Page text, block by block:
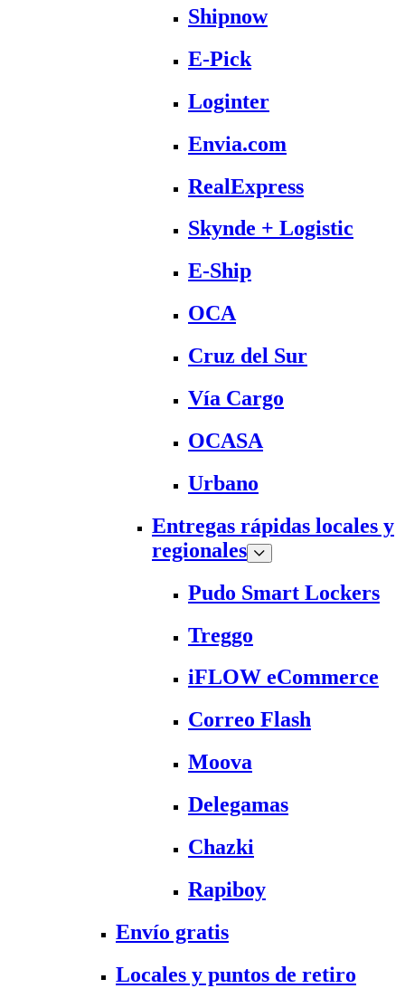
Shipnow
E-Pick
Loginter
Envia.com
RealExpress
Skynde + Logistic
E-Ship
OCA
Cruz del Sur
Vía Cargo
OCASA
Urbano
Entregas rápidas locales y
regionales
Pudo Smart Lockers
Treggo
iFLOW eCommerce
Correo Flash
Moova
Delegamas
Chazki
Rapiboy
Envío gratis
Locales y puntos de retiro